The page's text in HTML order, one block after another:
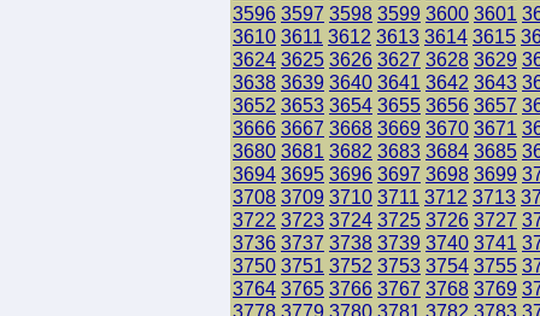
3596 3597 3598 3599 3600 3601
3610 3611 3612 3613 3614 3615
3624 3625 3626 3627 3628 3629
3638 3639 3640 3641 3642 3643
3652 3653 3654 3655 3656 3657
3666 3667 3668 3669 3670 3671
3680 3681 3682 3683 3684 3685
3694 3695 3696 3697 3698 3699
3708 3709 3710 3711 3712 3713
3722 3723 3724 3725 3726 3727
3736 3737 3738 3739 3740 3741
3750 3751 3752 3753 3754 3755
3764 3765 3766 3767 3768 3769
3778 3779 3780 3781 3782 3783